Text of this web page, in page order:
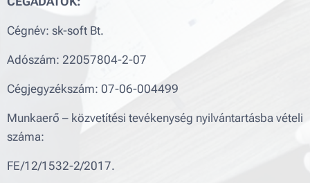
Cégnév: sk-soft Bt.
Adószám: 22057804-2-07
Cégjegyzékszám: 07-06-004499
Munkaerő – közvetítési tevékenység nyilvántartásba vételi
száma:
FE/12/1532-2/2017.